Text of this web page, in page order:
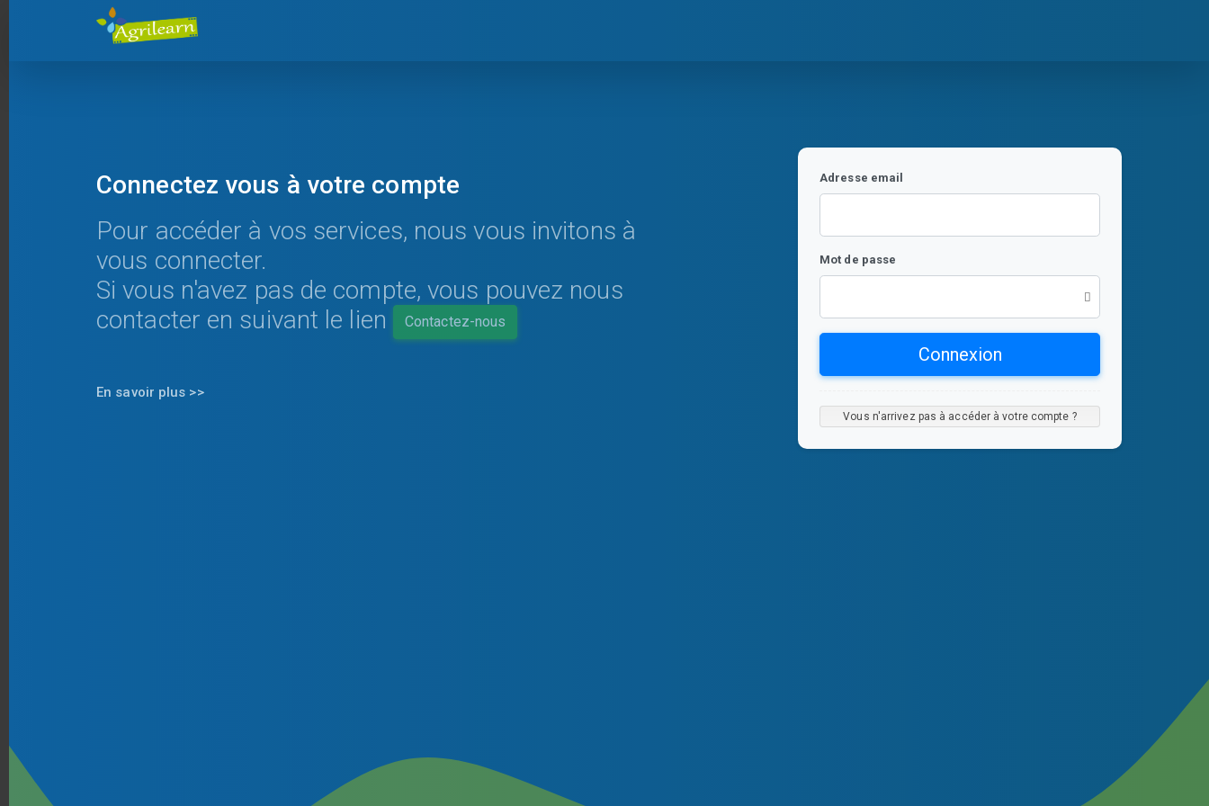
Connectez vous à votre compte
Pour accéder à vos services, nous vous invitons à
vous connecter.
Si vous n'avez pas de compte, vous pouvez nous
contacter en suivant le lien
Contactez-nous
En savoir plus >>
Adresse email
Mot de passe
Connexion
Vous n'arrivez pas à accéder à votre compte ?